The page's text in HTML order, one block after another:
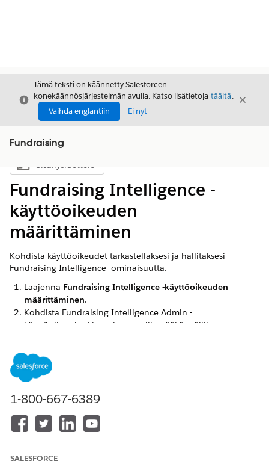
Sulje
Tämä teksti on käännetty Salesforcen
konekäännösjärjestelmän avulla. Katso lisätietoja täältä.
Vaihda englantiin
Ei nyt
Sulje
Fundraising
Näytä sisällysluettelo
Sisällysluettelo
Fundraising Intelligence -
käyttöoikeuden
määrittäminen
Kohdista käyttöoikeudet tarkastellaksesi ja hallitaksesi
Fundraising Intelligence -ominaisuutta.
Laajenna Fundraising Intelligence -käyttöoikeuden
määrittäminen.
Kohdista Fundraising Intelligence Admin -
käyttöoikeusjoukko valtuutetuille pääkäyttäjille
Cloud -pääkäyttäjän ja Fundraising Intelligence -
pääkäyttäjän käyttöoikeusjoukot pääkäyttäjälle.
käyttöoikeusjoukko Fundraising-käyttäjille napsauttamalla
Kohdista tarkasteluoikeus
Käyttöoikeusjoukot-sivu avautuu, josta voit kohdistaa Data
Included App Business User -käyttöoikeusjoukot käyttäjille,
1-800-667-6389
SALESFORCE